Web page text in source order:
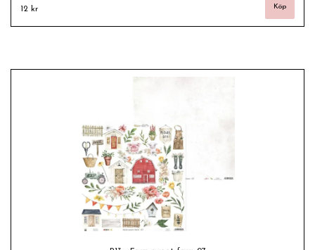
12 kr